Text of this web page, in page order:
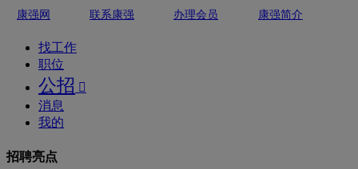
康强网
联系康强 办理会员 康强简介
找工作
职位
公招 
消息
我的
招聘亮点